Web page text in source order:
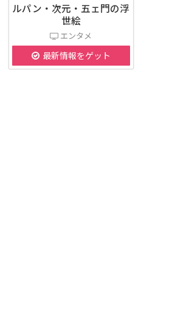
ルパン・次元・五ェ門の浮
世絵
エンタメ
最新情報をゲット